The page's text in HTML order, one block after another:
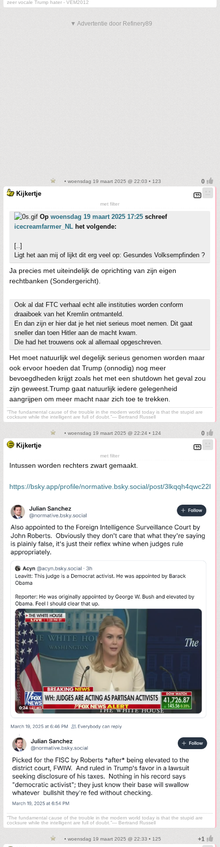
zeer vocale Trump hater - VEM2012
▼ Advertentie door Refinery89
• woensdag 19 maart 2025 @ 22:03 • 123
Kijkertje
met filter
Op woensdag 19 maart 2025 17:25 schreef
icecreamfarmer_NL het volgende:
[..]
Ligt het aan mij of lijkt dit erg veel op: Gesundes Volksempfinden ?
Ja precies met uiteindelijk de oprichting van zijn eigen
rechtbanken (Sondergericht).
Ook al dat FTC verhaal echt alle instituties worden conform
draaiboek van het Kremlin ontmanteld.
En dan zijn er hier dat je het niet serieus moet nemen. Dit gaat
sneller dan toen Hitler aan de macht kwam.
Die had het trouwens ook al allemaal opgeschreven.
Het moet natuurlijk wel degelijk serieus genomen worden maar
ook ervoor hoeden dat Trump (onnodig) nog meer
bevoegdheden krijgt zoals het met een shutdown het geval zou
zijn geweest.Trump gaat natuurlijk iedere gelegenheid
aangrijpen om meer macht naar zich toe te trekken.
“The fundamental cause of the trouble in the modern world today is that the stupid are
cocksure while the intelligent are full of doubt.”— Bertrand Russell
• woensdag 19 maart 2025 @ 22:24 • 124
Kijkertje
met filter
Intussen worden rechters zwart gemaakt.
https://bsky.app/profile/normative.bsky.social/post/3lkqqh4qwc22l
“The fundamental cause of the trouble in the modern world today is that the stupid are
cocksure while the intelligent are full of doubt.”— Bertrand Russell
• woensdag 19 maart 2025 @ 22:33 • 125